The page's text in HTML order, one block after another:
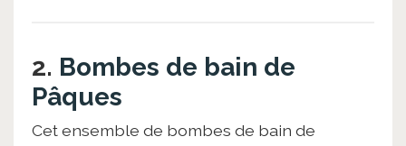
2. Bombes de bain de
Pâques
Cet ensemble de bombes de bain de